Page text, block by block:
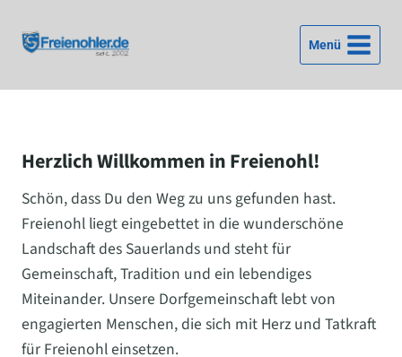
Inhalt
springen
Menü
Herzlich Willkommen in Freienohl!
Schön, dass Du den Weg zu uns gefunden hast.
Freienohl liegt eingebettet in die wunderschöne
Landschaft des Sauerlands und steht für
Gemeinschaft, Tradition und ein lebendiges
Miteinander. Unsere Dorfgemeinschaft lebt von
engagierten Menschen, die sich mit Herz und Tatkraft
für Freienohl einsetzen.